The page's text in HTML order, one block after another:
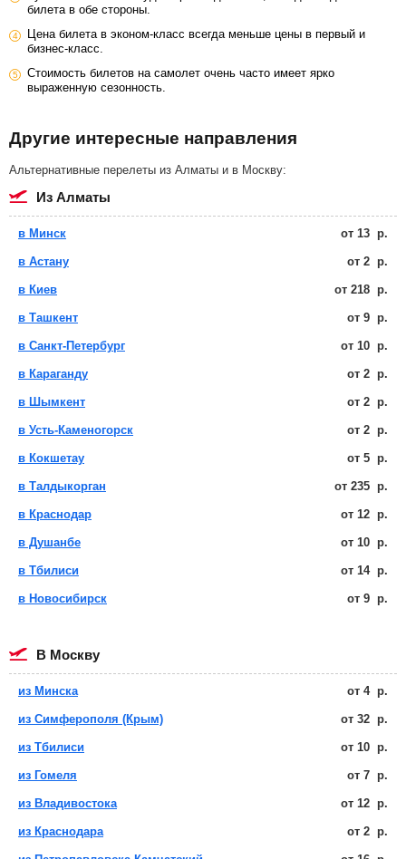
билета в обе стороны.
Цена билета в эконом-класс всегда меньше цены в первый и
бизнес-класс.
Стоимость билетов на самолет очень часто имеет ярко
выраженную сезонность.
Другие интересные направления
Альтернативные перелеты из Алматы и в Москву:
из Алматы
в Минск от 13 р.
в Астану от 2 р.
в Киев от 218 р.
в Ташкент от 9 р.
в Санкт-Петербург от 10 р.
в Караганду от 2 р.
в Шымкент от 2 р.
в Усть-Каменогорск от 2 р.
в Кокшетау от 5 р.
в Талдыкорган от 235 р.
в Краснодар от 12 р.
в Душанбе от 10 р.
в Тбилиси от 14 р.
в Новосибирск от 9 р.
в Москву
из Минска от 4 р.
из Симферополя (Крым) от 32 р.
из Тбилиси от 10 р.
из Гомеля от 7 р.
из Владивостока от 12 р.
из Краснодара от 2 р.